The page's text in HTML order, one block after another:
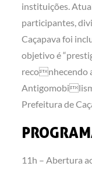
instituições.
participantes,
Caçapava foi
objetivo é
reconhecendo
Prefeitura de
11h – Abertura